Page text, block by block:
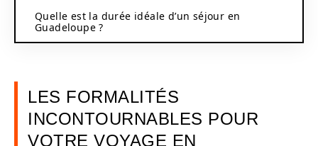
Quelle est la durée idéale d’un séjour en
Guadeloupe ?
LES FORMALITÉS
INCONTOURNABLES POUR
VOTRE VOYAGE EN